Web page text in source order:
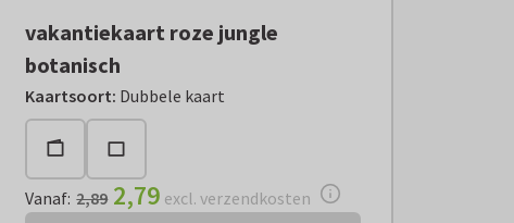
vakantiekaart roze jungle
botanisch
Kaartsoort: Dubbele kaart
Vanaf:€ 2,79 excl. verzendkosten
Vanaf: 2,89 2,79 excl. verzendkosten